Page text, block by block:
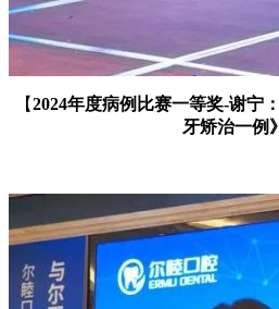
【2024年度病例比赛一等奖-谢宁：
牙矫治一例》